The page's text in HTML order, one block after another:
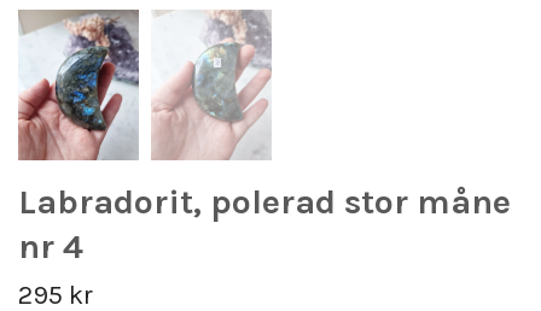
Labradorit, polerad stor måne
nr 4
295 kr